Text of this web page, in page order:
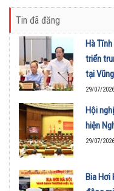
Tin đã đăng
Hà
triển
tại
29/07/2026
Hội
hiện
29/07/2026
Bia Hơi